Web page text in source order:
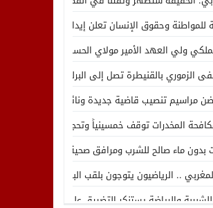
للمواطنة وحقوق الإنسان تعلن إيداع رئيسها
ولي العهد الأمير مولاي الحسن يدشن “برج
الزموري بالقنيطرة تصل إلى البرلمان واستقالة
مراسيم تنصيب قاضية جديدة ونائب لوكيل الملك
توقف خمسينياً وتحجز 10 كيلوغرامات من الشيرا
ماء صالح للشرب ومرافق صحية في وضعية
.. الرياضيون يتوجون بلقب البطولة العربية
للشبيبة والرياضة يستنكر التضييق على الموظفين